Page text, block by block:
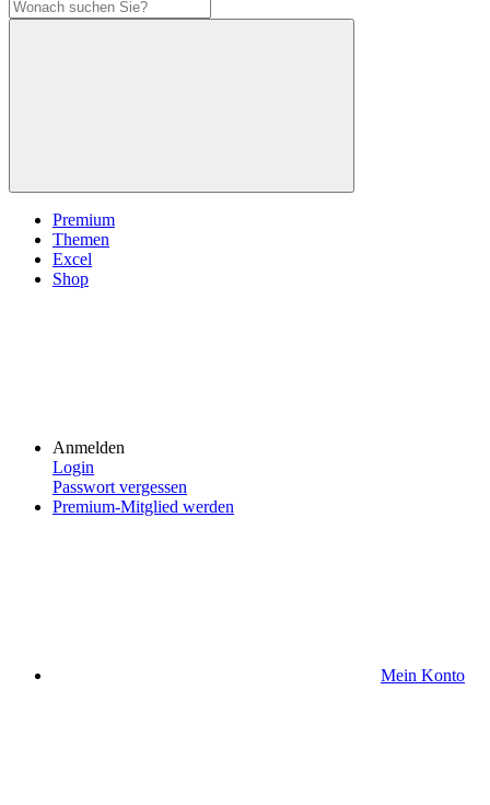
Premium
Themen
Excel
Shop
Anmelden
Login
Passwort vergessen
Premium-Mitglied werden
Mein Konto